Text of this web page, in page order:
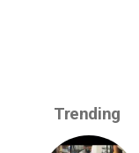
Trending